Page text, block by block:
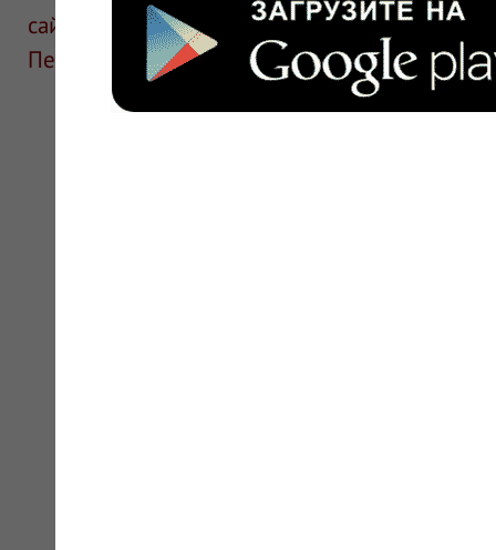
сайте для ознакомления и не является
Перед применением необходима